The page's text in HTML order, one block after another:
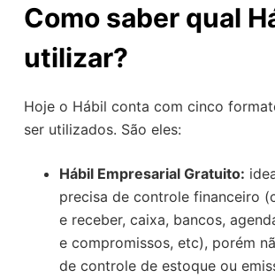
Como saber qual
utilizar?
Hoje o Hábil conta com cinco
ser utilizados. São eles:
Hábil Empresarial Gratuito:
precisa de controle financeiro
e receber, caixa, bancos,
e compromissos, etc), porém
de controle de estoque ou